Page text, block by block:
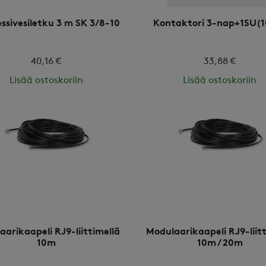
3 m SK 3/8-10
40,16 €
Lisää ostoskoriin
Kontaktori 3-
33,88 €
Lisää ostoskoriin
RJ9-liittimellä
10m
Modulaarikaapeli RJ9-
10m / 20m